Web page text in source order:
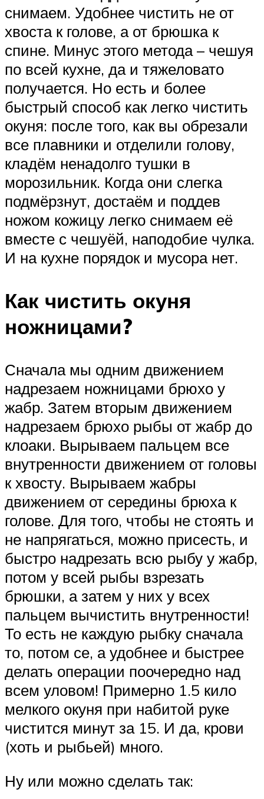
снимаем. Удобнее чистить не от
хвоста к голове, а от брюшка к
спине. Минус этого метода – чешуя
по всей кухне, да и тяжеловато
получается. Но есть и более
быстрый способ как легко чистить
окуня: после того, как вы обрезали
все плавники и отделили голову,
кладём ненадолго тушки в
морозильник. Когда они слегка
подмёрзнут, достаём и поддев
ножом кожицу легко снимаем её
вместе с чешуёй, наподобие чулка.
И на кухне порядок и мусора нет.
Как чистить окуня
ножницами?
Сначала мы одним движением
надрезаем ножницами брюхо у
жабр. Затем вторым движением
надрезаем брюхо рыбы от жабр до
клоаки. Вырываем пальцем все
внутренности движением от головы
к хвосту. Вырываем жабры
движением от середины брюха к
голове. Для того, чтобы не стоять и
не напрягаться, можно присесть, и
быстро надрезать всю рыбу у жабр,
потом у всей рыбы взрезать
брюшки, а затем у них у всех
пальцем вычистить внутренности!
То есть не каждую рыбку сначала
то, потом се, а удобнее и быстрее
делать операции поочередно над
всем уловом! Примерно 1.5 кило
мелкого окуня при набитой руке
чистится минут за 15. И да, крови
(хоть и рыбьей) много.
Ну или можно сделать так: